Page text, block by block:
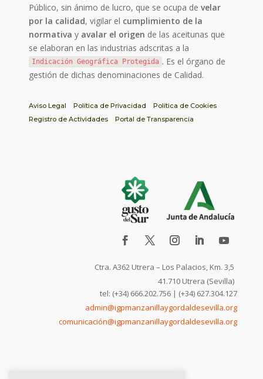
Público, sin ánimo de lucro, que se ocupa develar
por la calidad, vigilar el cumplimiento de la
normativa y avalar el origen de las aceitunas que
se elaboran en las industrias adscritas a la
Indicación Geográfica Protegida . Es el órgano de
gestión de dichas denominaciones de Calidad.
Aviso Legal Política de Privacidad
Política de Cookies
Registro de Actividades
Portal de Transparencia
Ctra. A362 Utrera – Los Palacios, Km. 3,5
41.710 Utrera (Sevilla)
tel: (+34) 666.202.756 | (+34) 627.304.127
admin@igpmanzanillaygordaldesevilla.org
comunicación@igpmanzanillaygordaldesevilla.org